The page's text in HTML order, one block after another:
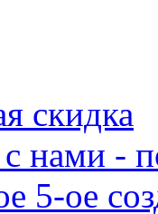
скидка
нами -
5-ое